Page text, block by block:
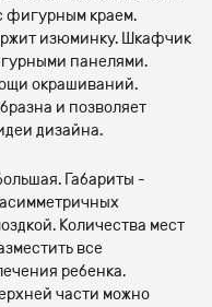
фигурным краем.
изюминку. Шкафчик
панелями.
окрашиваний.
и позволяет
дизайна.
Габариты -
Количества мест
все
ребенка.
части можно